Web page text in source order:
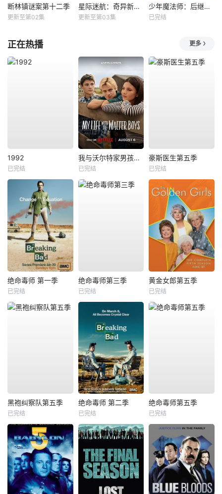
断林镇谜案第十二季
更新至第02集
星际迷航：奇异新世界第四季
更新至第03集
少年魔法师：后继者第三季
已完结
正在热播 更多
1992
已完结
我与沃尔特家男孩的生活第三季
已完结
豪斯医生第五季
已完结
绝命毒师 第一季
已完结
绝命毒师第三季
已完结
黄金女郎第五季
已完结
黑袍纠察队第五季
已完结
绝命毒师 第二季
已完结
绝命毒师第五季
已完结